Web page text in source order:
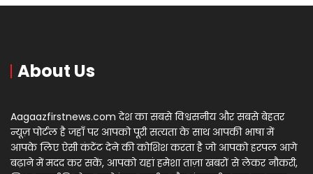
About Us
Aagaazfirstnews.com देश का सबसे विश्वसनीय और सबसे बेहतर
न्यूज़ पोर्टल है जहाँ पर आपको पूरी सत्यता के साथ आपकी भाषा में
आपके लिए ऐसी कंटेंट देने की कोशिश करता है जो आपको हरपल आगे
बढ़ाने में मदद कर सकें, आपको यहां हमेशा ताज़ा खबरों से लेकर नौकरी,